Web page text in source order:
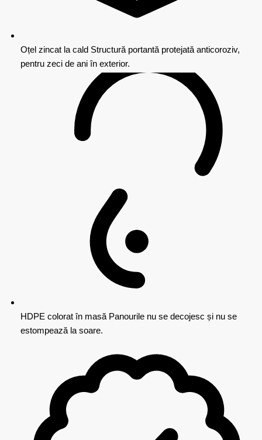
Oțel zincat la cald Structură portantă protejată anticoroziv,
pentru zeci de ani în exterior.
HDPE colorat în masă Panourile nu se decojesc și nu se
estompează la soare.